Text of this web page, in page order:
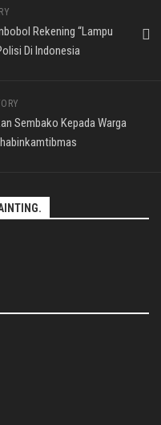
Rekening “Lampu
Di Indonesia
Sembako Kepada Warga